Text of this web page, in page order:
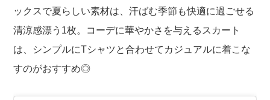
ックスで夏らしい素材は、汗ばむ季節も快適に過ごせる
清涼感漂う1枚。コーデに華やかさを与えるスカート
は、シンプルにTシャツと合わせてカジュアルに着こな
すのがおすすめ◎